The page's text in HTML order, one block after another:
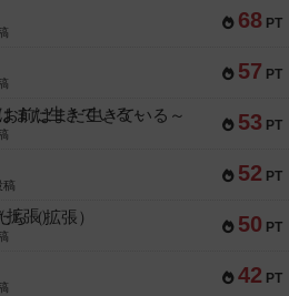
68 PT
57 PT
53 PT
前はまだ生きている～
52 PT
稿
50 PT
ち（拡張）
42 PT